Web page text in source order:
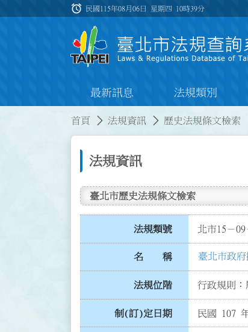
:::
alarm 民國115年08月06日 星期四 10時39分
最新訊息 法規類別
首頁 法規資訊 歷史法規條文檢索
法規資訊
臺北市歷史法規條文檢索
法規類號 北市15－09
名 稱 臺北市政
法規位階 行政規則：
制(訂)定日期 民國 107